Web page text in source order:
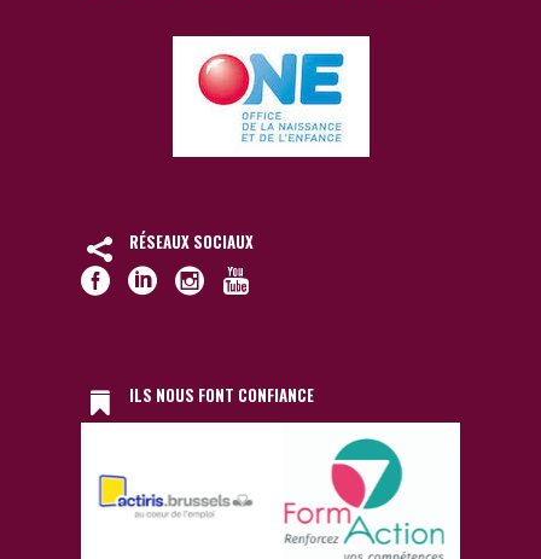
RÉSEAUX SOCIAUX
ILS NOUS FONT CONFIANCE